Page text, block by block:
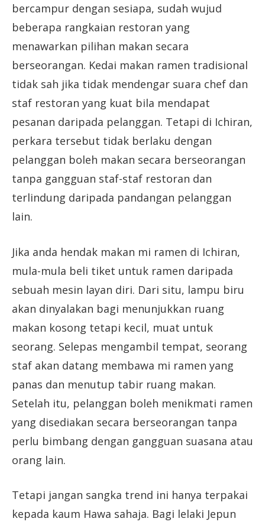
bercampur dengan sesiapa, sudah wujud
beberapa rangkaian restoran yang
menawarkan pilihan makan secara
berseorangan. Kedai makan ramen tradisional
tidak sah jika tidak mendengar suara chef dan
staf restoran yang kuat bila mendapat
pesanan daripada pelanggan. Tetapi di Ichiran,
perkara tersebut tidak berlaku dengan
pelanggan boleh makan secara berseorangan
tanpa gangguan staf-staf restoran dan
terlindung daripada pandangan pelanggan
lain.
Jika anda hendak makan mi ramen di Ichiran,
mula-mula beli tiket untuk ramen daripada
sebuah mesin layan diri. Dari situ, lampu biru
akan dinyalakan bagi menunjukkan ruang
makan kosong tetapi kecil, muat untuk
seorang. Selepas mengambil tempat, seorang
staf akan datang membawa mi ramen yang
panas dan menutup tabir ruang makan.
Setelah itu, pelanggan boleh menikmati ramen
yang disediakan secara berseorangan tanpa
perlu bimbang dengan gangguan suasana atau
orang lain.
Tetapi jangan sangka trend ini hanya terpakai
kepada kaum Hawa sahaja. Bagi lelaki Jepun